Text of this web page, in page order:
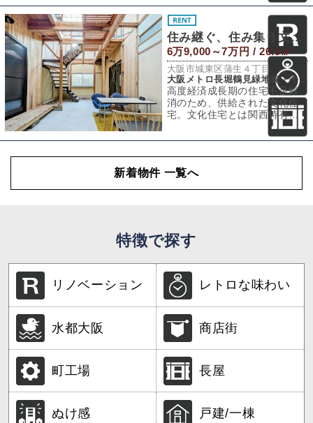
る機会が多く、こ
住み継ぐ、住み集う文化住宅
6万9,000～7万円 / 26.5㎡
大阪市城東区蒲生４丁目
大阪メトロ長堀鶴見緑地線・今里筋線「蒲生四丁目」駅 徒歩5分
高度経済成長期の住宅不足解
消のため、供給された文化住
宅。文化住宅とは関西特有の
呼び名で洋風を取り入れた木
造2階建の長屋の
新着物件 一覧へ
特徴で探す
リノベーション レトロな味わい
水都大阪 商店街
町工場 長屋
ぬけ感 戸建/一棟